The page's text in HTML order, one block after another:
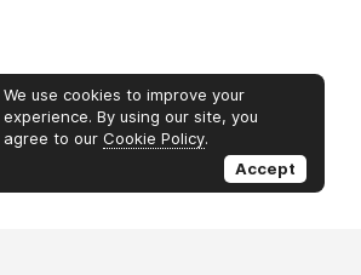
We use cookies to improve your
experience. By using our site, you
agree to our Cookie Policy.
Accept